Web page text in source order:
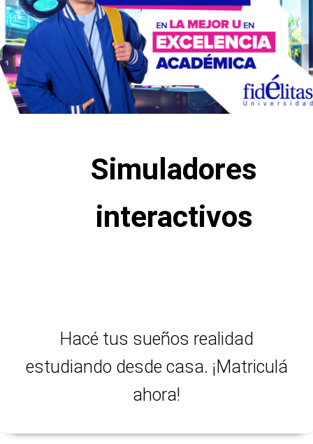
Simuladores
interactivos
Hacé tus sueños realidad
estudiando desde casa. ¡Matriculá
ahora!